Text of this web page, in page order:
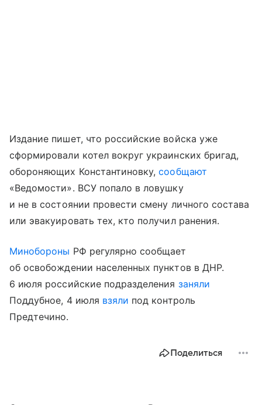
Издание пишет, что российские войска уже
сформировали котел вокруг украинских бригад,
обороняющих Константиновку,сообщают
«Ведомости». ВСУ попало в ловушку
и не в состоянии провести смену личного состава
или эвакуировать тех, кто получил ранения.
Минобороны РФ регулярно сообщает
об освобождении населенных пунктов в ДНР.
6 июля российские подразделения заняли
Поддубное, 4 июля взяли под контроль
Предтечино.
Поделиться